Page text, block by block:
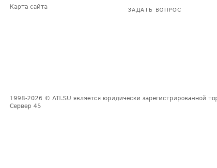
Карта сайта
ЗАДАТЬ ВОПРОС
1998-2026 © ATI.SU является юридически зарегистрированной
Сервер 45